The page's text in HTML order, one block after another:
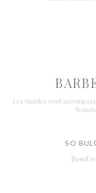
Les viandes sont
SO
Boeuf